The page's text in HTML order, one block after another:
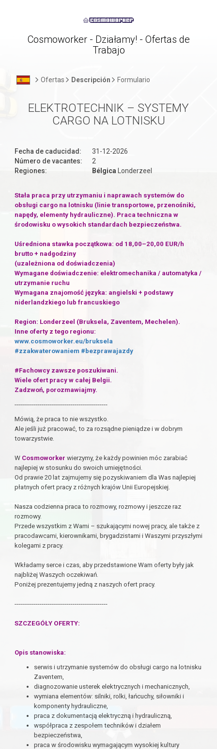
Cosmoworker - Działamy! - Ofertas de
Trabajo
Ofertas Descripción Formulario
ELEKTROTECHNIK – SYSTEMY
CARGO NA LOTNISKU
Fecha de caducidad:
31-12-2026
Número de vacantes:
2
Regiones:
Bélgica Londerzeel
Stała praca przy utrzymaniu i naprawach systemów do
obsługi cargo na lotnisku (linie transportowe, przenośniki,
napędy, elementy hydrauliczne). Praca techniczna w
środowisku o wysokich standardach bezpieczeństwa.
Uśredniona stawka początkowa: od 18,00–20,00 EUR/h
brutto + nadgodziny
(uzależniona od doświadczenia)
Wymagane doświadczenie: elektromechanika / automatyka /
utrzymanie ruchu
Wymagana znajomość języka: angielski + podstawy
niderlandzkiego lub francuskiego
Region: Londerzeel (Bruksela, Zaventem, Mechelen).
Inne oferty z tego regionu:
www.cosmoworker.eu/bruksela
#zzakwaterowaniem #bezprawajazdy
#Fachowcy zawsze poszukiwani.
Wiele ofert pracy w całej Belgii.
Zadzwoń, porozmawiajmy.
------------------------------------------------
Mówią, że praca to nie wszystko.
Ale jeśli już pracować, to za rozsądne pieniądze i w dobrym
towarzystwie.
W Cosmoworker wierzymy, że każdy powinien móc zarabiać
najlepiej w stosunku do swoich umiejętności.
Od prawie 20 lat zajmujemy się pozyskiwaniem dla Was najlepiej
płatnych ofert pracy z różnych krajów Unii Europejskiej.
Nasza codzienna praca to rozmowy, rozmowy i jeszcze raz
rozmowy.
Przede wszystkim z Wami – szukającymi nowej pracy, ale także z
pracodawcami, kierownikami, brygadzistami i Waszymi przyszłymi
kolegami z pracy.
Wkładamy serce i czas, aby przedstawione Wam oferty były jak
najbliżej Waszych oczekiwań.
Poniżej prezentujemy jedną z naszych ofert pracy.
------------------------------------------------
SZCZEGÓŁY OFERTY:
Opis stanowiska:
serwis i utrzymanie systemów do obsługi cargo na lotnisku
Zaventem,
diagnozowanie usterek elektrycznych i mechanicznych,
wymiana elementów: silniki, rolki, łańcuchy, siłowniki i
komponenty hydrauliczne,
praca z dokumentacją elektryczną i hydrauliczną,
współpraca z zespołem techników i działem
bezpieczeństwa,
praca w środowisku wymagającym wysokiej kultury